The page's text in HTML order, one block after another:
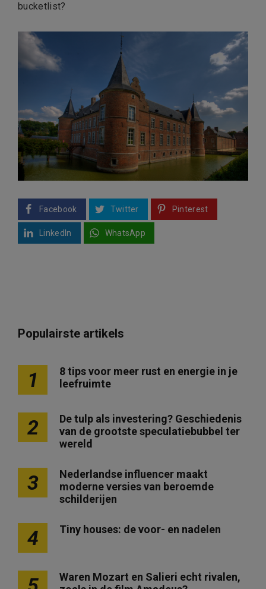
bucketlist?
Facebook Twitter Pinterest
LinkedIn WhatsApp
Populairste artikels
1
8 tips voor meer rust en energie in je
leefruimte
2
De tulp als investering? Geschiedenis
van de grootste speculatiebubbel ter
wereld
3
Nederlandse influencer maakt
moderne versies van beroemde
schilderijen
4 Tiny houses: de voor- en nadelen
Waren Mozart en Salieri echt rivalen,